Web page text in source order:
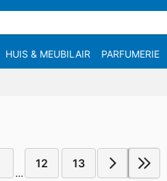
HUIS & MEUBILAIR PARFUMERIE
...
12 13